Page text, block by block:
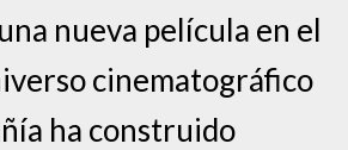
nueva película en el
cinematográfico
ha construido